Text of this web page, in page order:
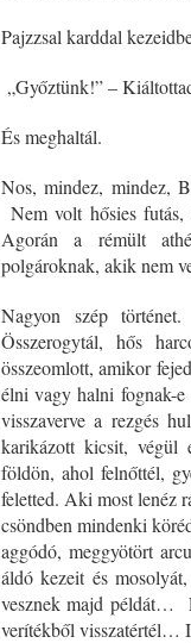
Pajzzsal karddal
„Győztünk!” –
És meghaltál.
Nos, mindez, mindez,
Nem volt hősies
Agorán a rémült
polgároknak, akik nem
Nagyon szép
Összerogytál, hős
összeomlott, amikor
élni vagy halni fognak-e
visszaverve a rezgés
karikázott kicsit, végül
földön, ahol felnőttél,
feletted. Aki most lenéz
csöndben mindenki
aggódó, meggyötört
áldó kezeit és
vesznek majd példát…
verítékből